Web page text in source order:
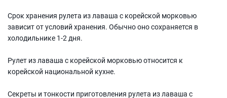
Срок хранения рулета из лаваша с корейской морковью
зависит от условий хранения. Обычно оно сохраняется в
холодильнике 1-2 дня.
Рулет из лаваша с корейской морковью относится к
корейской национальной кухне.
Секреты и тонкости приготовления рулета из лаваша с